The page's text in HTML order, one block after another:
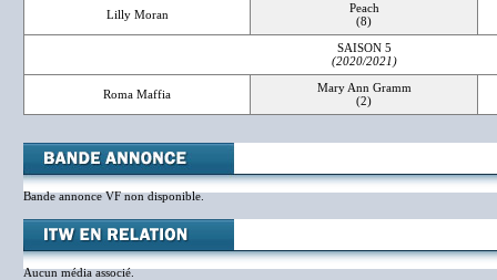
Lilly Moran
Peach
(8)
SAISON 5
(2020/2021)
Roma Maffia
Mary Ann Gramm
(2)
Bande annonce VF non disponible.
Aucun média associé.